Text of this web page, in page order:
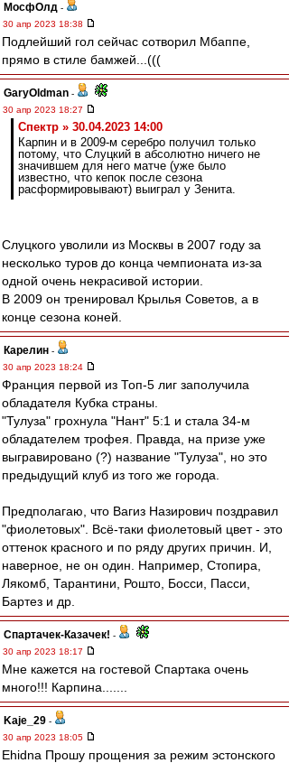
МосфОлд -
30 апр 2023 18:38
Подлейший гол сейчас сотворил Мбаппе,
прямо в стиле бамжей...(((
GaryOldman -
30 апр 2023 18:27
Спектр » 30.04.2023 14:00
Карпин и в 2009-м серебро получил только
потому, что Слуцкий в абсолютно ничего не
значившем для него матче (уже было
известно, что кепок после сезона
расформировывают) выиграл у Зенита.
Слуцкого уволили из Москвы в 2007 году за
несколько туров до конца чемпионата из-за
одной очень некрасивой истории.
В 2009 он тренировал Крылья Советов, а в
конце сезона коней.
Карелин -
30 апр 2023 18:24
Франция первой из Топ-5 лиг заполучила
обладателя Кубка страны.
"Тулуза" грохнула "Нант" 5:1 и стала 34-м
обладателем трофея. Правда, на призе уже
выгравировано (?) название "Тулуза", но это
предыдущий клуб из того же города.
Предполагаю, что Вагиз Назирович поздравил
"фиолетовых". Всё-таки фиолетовый цвет - это
оттенок красного и по ряду других причин. И,
наверное, не он один. Например, Стопира,
Лякомб, Тарантини, Рошто, Босси, Пасси,
Бартез и др.
Спартачек-Казачек! -
30 апр 2023 18:17
Мне кажется на гостевой Спартака очень
много!!! Карпина.......
Kaje_29 -
30 апр 2023 18:05
Ehidna Прошу прощения за режим эстонского